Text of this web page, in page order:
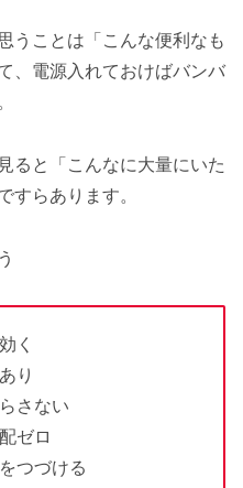
うことは「こんな便利なも
、電源入れておけばバンバ
ると「こんなに大量にいた
すらあります。
く
り
さない
ゼロ
つづける